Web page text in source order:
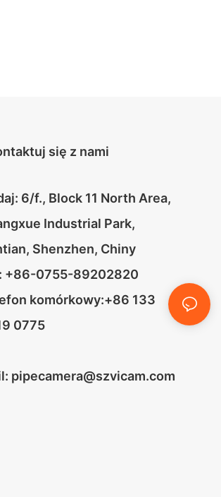
się z nami
6/f., Block 11 North Area,
Industrial Park,
Shenzhen, Chiny
+86-0755-89202820
komórkowy:+86 133
0775
pipecamera@szvicam.com